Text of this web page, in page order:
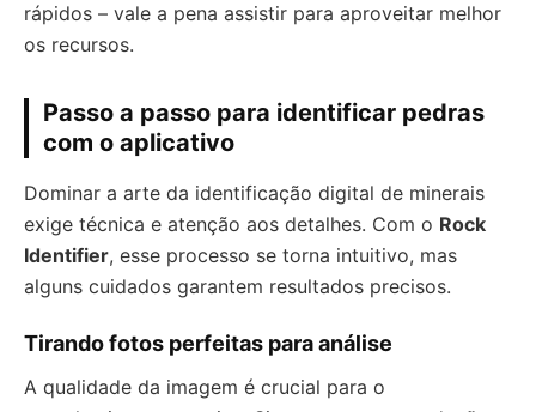
rápidos – vale a pena assistir para aproveitar melhor
os recursos.
Passo a passo para identificar pedras
com o aplicativo
Dominar a arte da identificação digital de minerais
exige técnica e atenção aos detalhes. Com o Rock
Identifier, esse processo se torna intuitivo, mas
alguns cuidados garantem resultados precisos.
Tirando fotos perfeitas para análise
A qualidade da imagem é crucial para o